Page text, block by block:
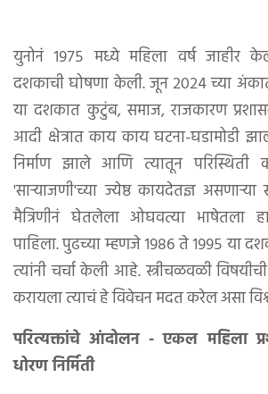
युनोनं १९७५ मध्ये महिला वर्ष जाहीर
दशकाची घोषणा केली. जून २०२४ च्या
या दशकात कुटुंब, समाज, राजकारण
आदी क्षेत्रात काय काय घटना-घडामोडी
निर्माण झाले आणि त्यातून
'साऱ्याजणी'च्या ज्येष्ठ कायदेतज्ञ असणाऱ्या
मैत्रिणीनं घेतलेला ओघवत्या भाषेतला
पाहिला. पुढच्या म्हणजे १९८६ ते १९९५ या
त्यांनी चर्चा केली आहे. स्त्रीचळवळी
करायला त्याचं हे विवेचन मदत करेल असा
परित्यक्तांचे आंदोलन - एकल महिला
धोरण निर्मिती